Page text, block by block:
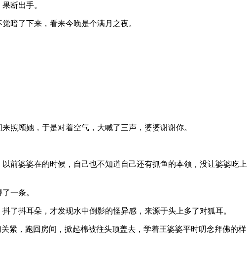
断出手。
暗了下来，看来今晚是个满月之夜。
照顾她，于是对着空气，大喊了三声，婆婆谢谢你。
前婆婆在的时候，自己也不知道自己还有抓鱼的本领，没让婆婆吃上
一条。
了抖耳朵，才发现水中倒影的怪异感，来源于头上多了对狐耳。
紧，跑回房间，掀起棉被往头顶盖去，学着王婆婆平时叨念拜佛的样